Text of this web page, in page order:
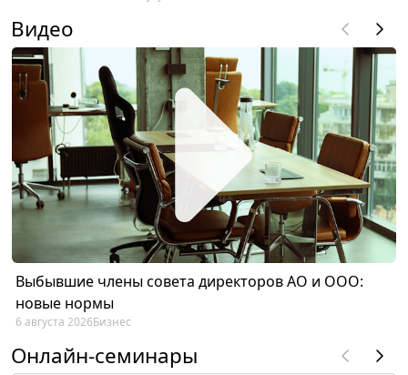
Видео
Выбывшие члены совета директоров АО и ООО:
новые нормы
6 августа 2026Бизнес
Онлайн-семинары